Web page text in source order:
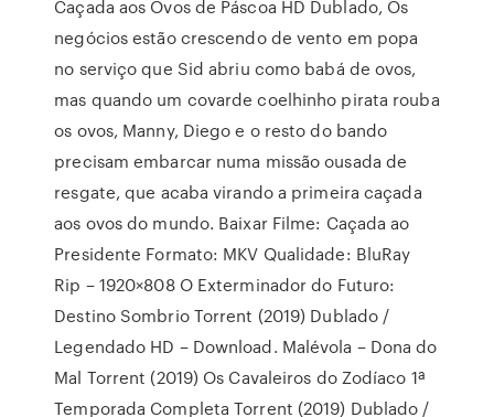
Caçada aos Ovos de Páscoa HD Dublado, Os
negócios estão crescendo de vento em popa
no serviço que Sid abriu como babá de ovos,
mas quando um covarde coelhinho pirata rouba
os ovos, Manny, Diego e o resto do bando
precisam embarcar numa missão ousada de
resgate, que acaba virando a primeira caçada
aos ovos do mundo. Baixar Filme: Caçada ao
Presidente Formato: MKV Qualidade: BluRay
Rip – 1920×808 O Exterminador do Futuro:
Destino Sombrio Torrent (2019) Dublado /
Legendado HD – Download. Malévola – Dona do
Mal Torrent (2019) Os Cavaleiros do Zodíaco 1ª
Temporada Completa Torrent (2019) Dublado /